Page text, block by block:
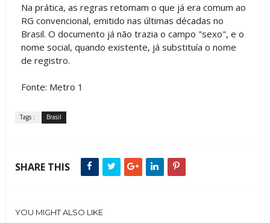
Na prática, as regras retomam o que já era comum ao
RG convencional, emitido nas últimas décadas no
Brasil. O documento já não trazia o campo "sexo", e o
nome social, quando existente, já substituía o nome
de registro.
Fonte: Metro 1
Tags : Brasil
SHARE THIS
YOU MIGHT ALSO LIKE